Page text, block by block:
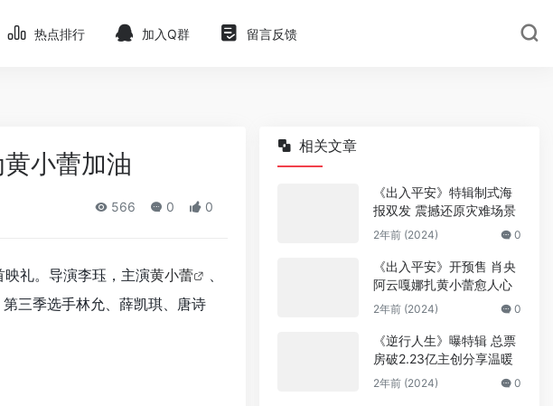
热点排行 加入Q群 留言反馈
小蕾加油
566 0 0
映礼。导演李珏，主演黄小蕾
、
第三季选手林允、薛凯琪、唐诗
相关文章
《出入平安》特辑制式海
报双发 震撼还原灾难场景
2年前 (2024) 0
《出入平安》开预售 肖央
阿云嘎娜扎黄小蕾愈人心
2年前 (2024) 0
《逆行人生》曝特辑 总票
房破2.23亿主创分享温暖
2年前 (2024) 0